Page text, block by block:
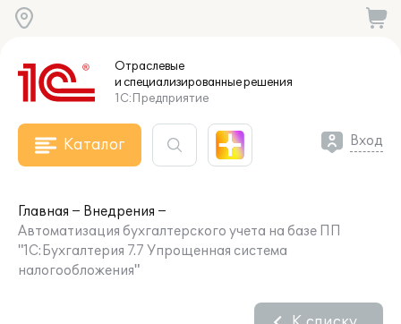
Отраслевые
и специализированныерешения
1С:Предприятие
Каталог Вход
Главная
Внедрения
Автоматизация бухгалтерского учета на базе ПП
"1С:Бухгалтерия 7.7 Упрощенная система
налогообложения"